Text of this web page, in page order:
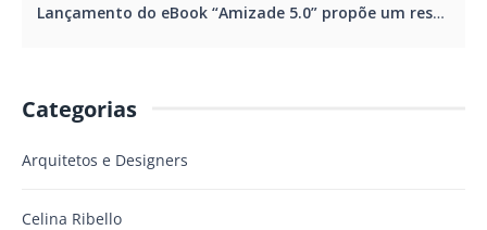
Lançamento do eBook “Amizade 5.0” propõe um resgate das conexões verdadeiras na era digital
Categorias
Arquitetos e Designers
Celina Ribello